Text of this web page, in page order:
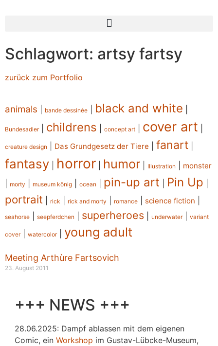
Schlagwort: artsy fartsy
zurück zum Portfolio
animals bande dessinée black and white
Bundesadler| childrens concept art cover art
creature design Das Grundgesetz der Tiere fanart
fantasy horror humor Illustration monster
morty museum könig ocean pin-up art Pin Up
portrait rick rick and morty romance science fiction
seahorse seepferdchen superheroes underwater| variant
cover| watercolor| young adult
Meeting Arthùre Fartsovich
23. August 2011
+++ NEWS +++
28.06.2025: Dampf ablassen mit dem eigenen
Comic, ein Workshop im Gustav-Lübcke-Museum,